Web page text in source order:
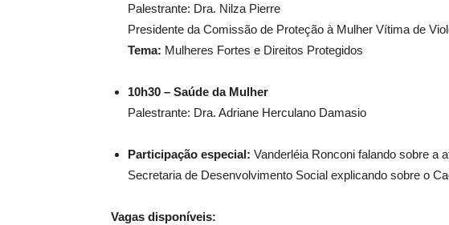
Palestrante: Dra. Nilza Pierre
Presidente da Comissão de Proteção à Mulher Vítima de
Tema: Mulheres Fortes e Direitos Protegidos
10h30 – Saúde da Mulher
Palestrante: Dra. Adriane Herculano Damasio
Participação especial: Vanderléia Ronconi falando sobre a
Secretaria de Desenvolvimento Social explicando sobre o
Vagas disponíveis: